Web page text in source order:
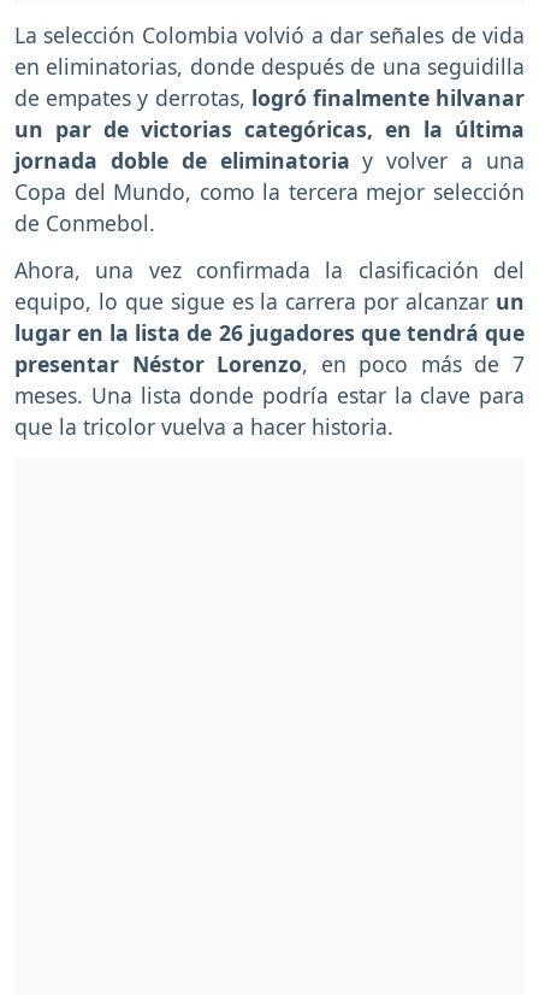
La selección Colombia volvió a dar señales de vida
en eliminatorias, donde después de una seguidilla
de empates y derrotas, logró finalmente hilvanar
un par de victorias categóricas, en la última
jornada doble de eliminatoria y volver a una
Copa del Mundo, como la tercera mejor selección
de Conmebol.
Ahora, una vez confirmada la clasificación del
equipo, lo que sigue es la carrera por alcanzar un
lugar en la lista de 26 jugadores que tendrá que
presentar Néstor Lorenzo, en poco más de 7
meses. Una lista donde podría estar la clave para
que la tricolor vuelva a hacer historia.